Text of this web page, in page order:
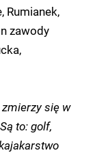
Rumianek,
zawody
się w
to: golf,